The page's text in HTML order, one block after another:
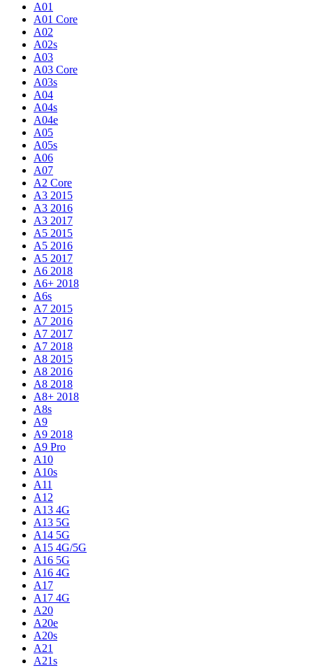
A01
A01 Core
A02
A02s
A03
A03 Core
A03s
A04
A04s
A04e
A05
A05s
A06
A07
A2 Core
A3 2015
A3 2016
A3 2017
A5 2015
A5 2016
A5 2017
A6 2018
A6+ 2018
A6s
A7 2015
A7 2016
A7 2017
A7 2018
A8 2015
A8 2016
A8 2018
A8+ 2018
A8s
A9
A9 2018
A9 Pro
A10
A10s
A11
A12
A13 4G
A13 5G
A14 5G
A15 4G/5G
A16 5G
A16 4G
A17
A17 4G
A20
A20e
A20s
A21
A21s